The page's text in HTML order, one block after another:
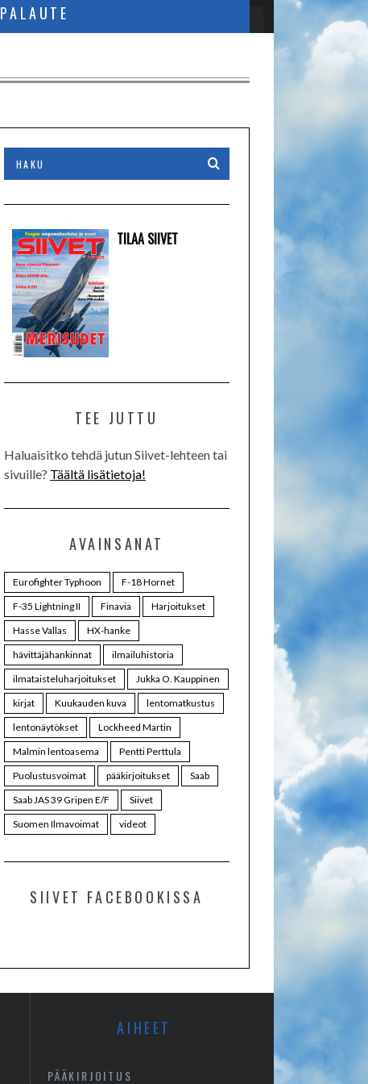
PALAUTE
TILAA SIIVET
TEE JUTTU
Haluaisitko tehdä jutun Siivet-lehteen tai
sivuille? Täältä lisätietoja!
AVAINSANAT
Eurofighter Typhoon
F-18 Hornet
F-35 Lightning II
Finavia
Harjoitukset
Hasse Vallas
HX-hanke
hävittäjähankinnat
ilmailuhistoria
ilmataisteluharjoitukset
Jukka O. Kauppinen
kirjat
Kuukauden kuva
lentomatkustus
lentonäytökset
Lockheed Martin
Malmin lentoasema
Pentti Perttula
Puolustusvoimat
pääkirjoitukset
Saab
Saab JAS 39 Gripen E/F
Siivet
Suomen Ilmavoimat
videot
SIIVET FACEBOOKISSA
AIHEET
PÄÄKIRJOITUS